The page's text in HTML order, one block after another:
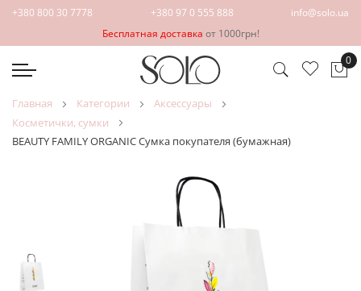
+380 800 30 7778 +380 97 0 555 888
info@solo.ua
Бесплатная доставка от 1000грн!
0
главная категории
аксессуары
косметички, сумки
BEAUTY FAMILY ORGANIC Сумка покупателя (бумажная)
галереям
изображений
изображений